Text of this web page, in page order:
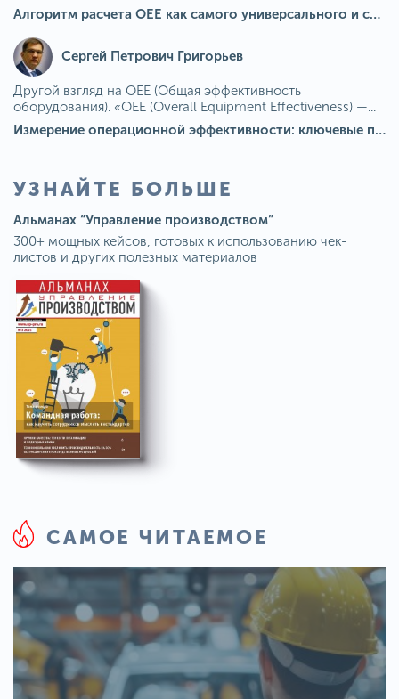
Алгоритм расчета ОЕЕ как самого универсального и современного показателя эффективности оборудования в мире
Сергей Петрович Григорьев
Другой взгляд на OEE (Общая эффективность
оборудования). «OEE (Overall Equipment Effectiveness) —...
Измерение операционной эффективности: ключевые показатели для непрерывного совершенствования
УЗНАЙТЕ БОЛЬШЕ
Альманах “Управление производством”
300+ мощных кейсов, готовых к использованию чек-
листов и других полезных материалов
САМОЕ ЧИТАЕМОЕ